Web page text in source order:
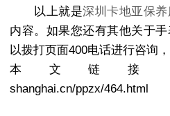
以上就是深圳卡地亚保
内容。如果您还有其他关于
以拨打页面400电话进行咨询
本文链接：
shanghai.cn/ppzx/464.html